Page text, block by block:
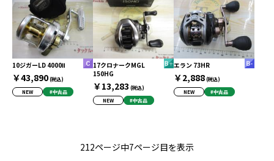
10ジガーLD 4000Ⅱ
￥43,890(税込)
NEW
#中古品
17クロナークMGL
150HG
￥13,283 (税込)
NEW
#中古品
エラン 73HR
￥2,888(税込)
NEW
#中古品
212ページ中7ページ目を表示